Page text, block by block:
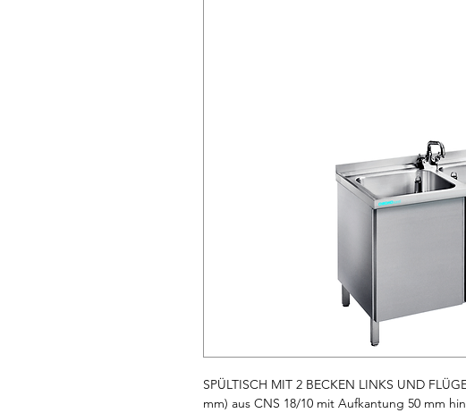
SPÜLTISCH MIT 2 BECKEN LINKS UND
mm) aus CNS 18/10 mit Aufkantung 50 mm